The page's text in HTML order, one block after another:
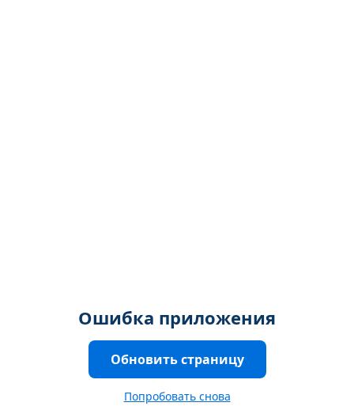
Ошибка приложения
Обновить страницу
Попробовать снова